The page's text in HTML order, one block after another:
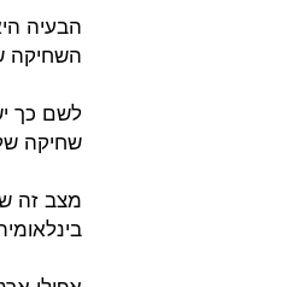
הבעיה
השחיקה
לשם כך
שחיקה
מצב זה